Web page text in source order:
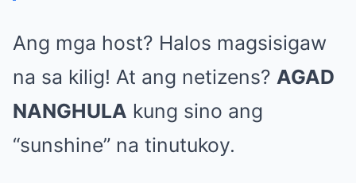
Ang mga host? Halos magsisigaw
na sa kilig! At ang netizens? AGAD
NANGHULA kung sino ang
“sunshine” na tinutukoy.